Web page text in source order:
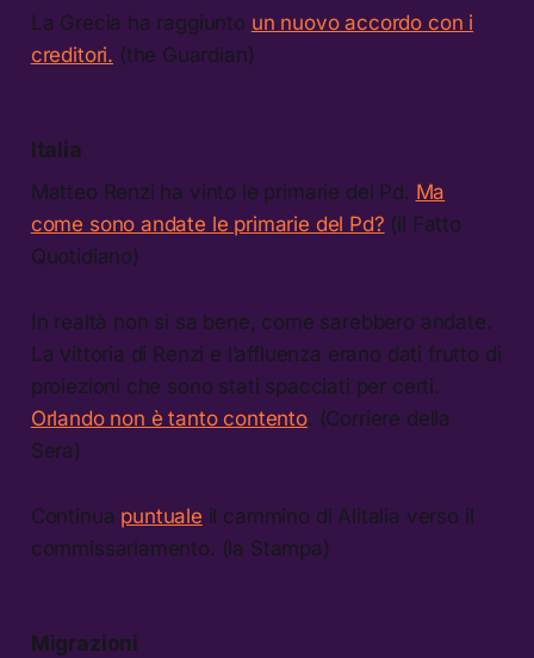
La Grecia ha raggiunto un nuovo accordo con i
creditori. (the Guardian)
Italia
Matteo Renzi ha vinto le primarie del Pd. Ma
come sono andate le primarie del Pd? (il Fatto
Quotidiano)
In realtà non si sa bene, come sarebbero andate.
La vittoria di Renzi e l’affluenza erano dati frutto di
proiezioni che sono stati spacciati per certi.
Orlando non è tanto contento. (Corriere della
Sera)
Continua puntuale il cammino di Alitalia verso il
commissariamento. (la Stampa)
Migrazioni